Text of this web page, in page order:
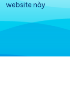
website này